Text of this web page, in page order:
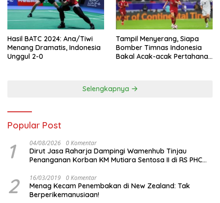
Hasil BATC 2024: Ana/Tiwi
Menang Dramatis, Indonesia
Unggul 2-0
Tampil Menyerang, Siapa
Bomber Timnas Indonesia
Bakal Acak-acak Pertahanan
Selengkapnya
Popular Post
1 04/08/2026 0 Komentar
Dirut Jasa Raharja Dampingi Wamenhub Tinjau
Penanganan Korban KM Mutiara Sentosa II di RS PHC
2 16/03/2019 0 Komentar
Menag Kecam Penembakan di New Zealand: Tak
Berperikemanusiaan!